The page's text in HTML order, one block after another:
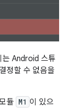
는 Android 스튜
정할 수 없음을
듈 M1 이 있으